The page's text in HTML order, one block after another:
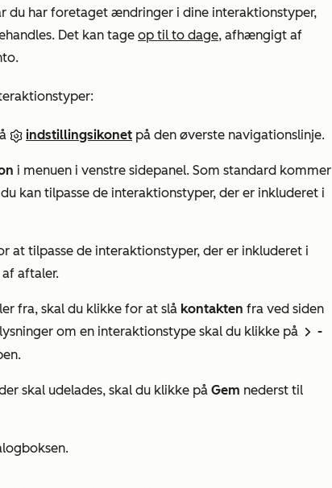
du har foretaget ændringer i dine interaktionstyper,
Det kan tage op til to dage, afhængigt af
indstillingsikonet på den øverste navigationslinje.
i menuen i venstre sidepanel. Som standard kommer
kan tilpasse de interaktionstyper, der er inkluderet i
at tilpasse de interaktionstyper, der er inkluderet i
aftaler.
fra, skal du klikke for at slå kontakten fra ved siden
om en interaktionstype skal du klikke på right -
skal udelades, skal du klikke på Gem nederst til